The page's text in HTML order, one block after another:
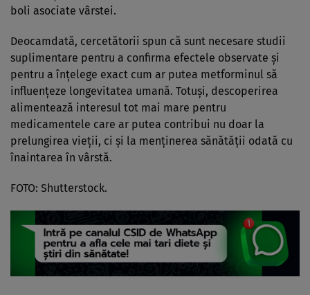
boli asociate vârstei.
Deocamdată, cercetătorii spun că sunt necesare studii
suplimentare pentru a confirma efectele observate și
pentru a înțelege exact cum ar putea metforminul să
influențeze longevitatea umană. Totuși, descoperirea
alimentează interesul tot mai mare pentru
medicamentele care ar putea contribui nu doar la
prelungirea vieții, ci și la menținerea sănătății odată cu
înaintarea în vârstă.
FOTO: Shutterstock.